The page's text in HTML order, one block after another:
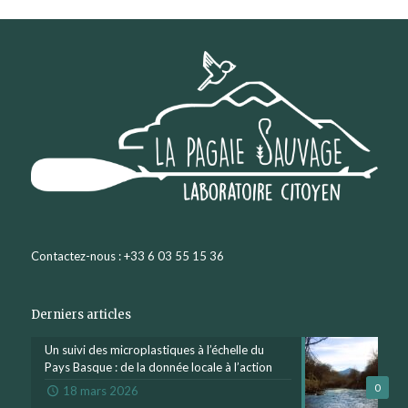
Contactez-nous : +33 6 03 55 15 36
Derniers articles
0
Un suivi des microplastiques à l’échelle du
Pays Basque : de la donnée locale à l’action
18 mars 2026